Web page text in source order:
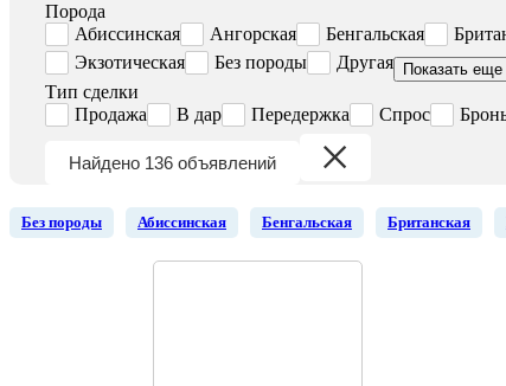
Порода
Абиссинская
Ангорская Бенгальская
Экзотическая
Без породы Другая Показать еще
Тип сделки
Продажа
В дар Передержка Спрос
Найдено 136 объявлений
Без породы Абиссинская Бенгальская Британская